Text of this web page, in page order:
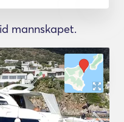
mannskapet.